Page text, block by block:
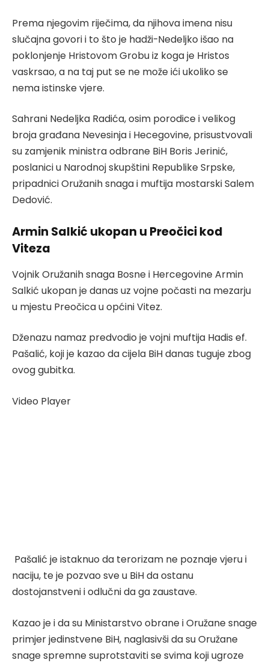
Prema njegovim riječima, da njihova imena nisu
slučajna govori i to što je hadži-Nedeljko išao na
poklonjenje Hristovom Grobu iz koga je Hristos
vaskrsao, a na taj put se ne može ići ukoliko se
nema istinske vjere.
Sahrani Nedeljka Radića, osim porodice i velikog
broja građana Nevesinja i Hecegovine, prisustvovali
su zamjenik ministra odbrane BiH Boris Jerinić,
poslanici u Narodnoj skupštini Republike Srpske,
pripadnici Oružanih snaga i muftija mostarski Salem
Dedović.
Armin Salkić ukopan u Preočici kod
Viteza
Vojnik Oružanih snaga Bosne i Hercegovine Armin
Salkić ukopan je danas uz vojne počasti na mezarju
u mjestu Preočica u općini Vitez.
Dženazu namaz predvodio je vojni muftija Hadis ef.
Pašalić, koji je kazao da cijela BiH danas tuguje zbog
ovog gubitka.
Video Player
Pašalić je istaknuo da terorizam ne poznaje vjeru i
naciju, te je pozvao sve u BiH da ostanu
dostojanstveni i odlučni da ga zaustave.
Kazao je i da su Ministarstvo obrane i Oružane snage
primjer jedinstvene BiH, naglasivši da su Oružane
snage spremne suprotstaviti se svima koji ugroze